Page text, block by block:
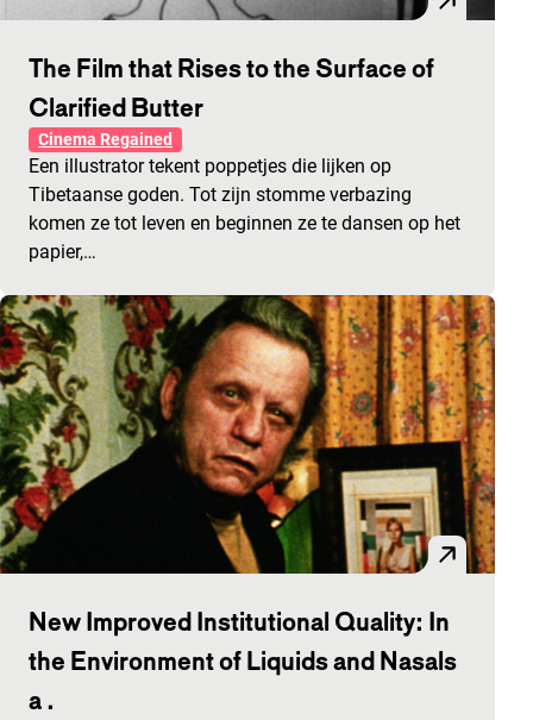
The Film that Rises to the Surface of
Clarified Butter
Cinema Regained
Een illustrator tekent poppetjes die lijken op
Tibetaanse goden. Tot zijn stomme verbazing
komen ze tot leven en beginnen ze te dansen op het
papier,…
New Improved Institutional Quality: In
the Environment of Liquids and Nasals
a .